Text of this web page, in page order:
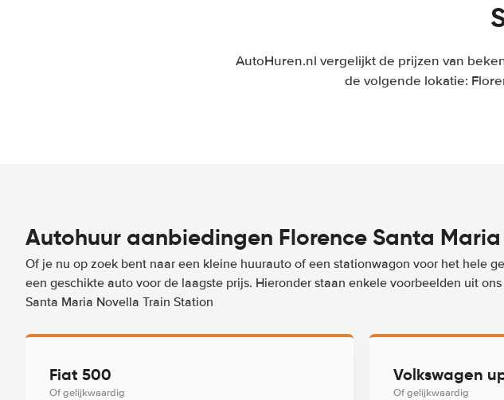
AutoHuren.nl vergelijkt de prijzen van
de volgende lokatie:
Autohuur aanbiedingen Florence Santa
Of je nu op zoek bent naar een kleine huurauto of een stationwagon voor het hele
een geschikte auto voor de laagste prijs. Hieronder staan enkele voorbeelden uit
Santa Maria Novella Train Station
Fiat 500
Of gelijkwaardig
Volkswagen
Of gelijkwaardig